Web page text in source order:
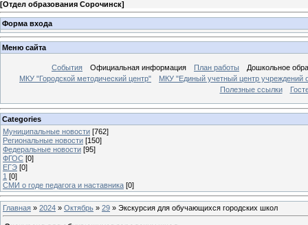
[Отдел образования Сорочинск]
Форма входа
Меню сайта
События Официальная информация План работы
Дошкольное
МКУ "Городской методический центр"
МКУ "Единый учетный центр учреждений
Полезные ссылки
Categories
Муниципальные новости [762]
Региональные новости [150]
Федеральные новости [95]
ФГОС [0]
ЕГЭ [0]
1 [0]
СМИ о годе педагога и наставника [0]
Главная » 2024 » Октябрь » 29 » Экскурсия для обучающихся городских школ